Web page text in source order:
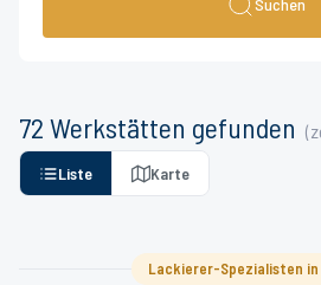
Suchen
72 Werkstätten gefunden
Liste Karte
Lackierer-Spezialisten in